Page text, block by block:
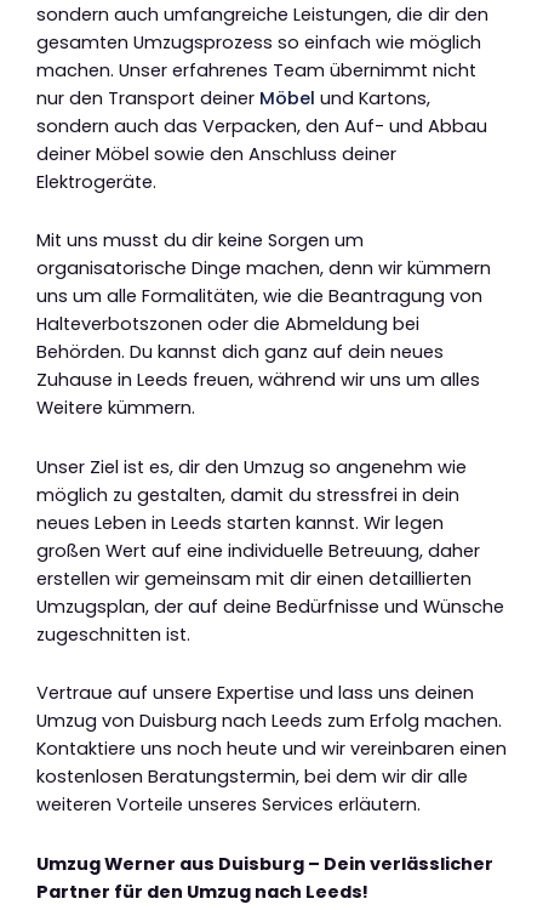
sondern auch umfangreiche Leistungen, die dir den
gesamten Umzugsprozess so einfach wie möglich
machen. Unser erfahrenes Team übernimmt nicht
nur den Transport deiner Möbel und Kartons,
sondern auch das Verpacken, den Auf- und Abbau
deiner Möbel sowie den Anschluss deiner
Elektrogeräte.
Mit uns musst du dir keine Sorgen um
organisatorische Dinge machen, denn wir kümmern
uns um alle Formalitäten, wie die Beantragung von
Halteverbotszonen oder die Abmeldung bei
Behörden. Du kannst dich ganz auf dein neues
Zuhause in Leeds freuen, während wir uns um alles
Weitere kümmern.
Unser Ziel ist es, dir den Umzug so angenehm wie
möglich zu gestalten, damit du stressfrei in dein
neues Leben in Leeds starten kannst. Wir legen
großen Wert auf eine individuelle Betreuung, daher
erstellen wir gemeinsam mit dir einen detaillierten
Umzugsplan, der auf deine Bedürfnisse und Wünsche
zugeschnitten ist.
Vertraue auf unsere Expertise und lass uns deinen
Umzug von Duisburg nach Leeds zum Erfolg machen.
Kontaktiere uns noch heute und wir vereinbaren einen
kostenlosen Beratungstermin, bei dem wir dir alle
weiteren Vorteile unseres Services erläutern.
Umzug Werner aus Duisburg – Dein verlässlicher
Partner für den Umzug nach Leeds!